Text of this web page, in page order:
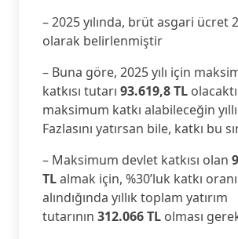
– 2025 yılında, brüt asgari ücret
olarak belirlenmiştir
– Buna göre, 2025 yılı için
katkısı tutarı 93.619,8 TL
maksimum katkı alabileceğin
Fazlasını yatırsan bile, katkı bu
– Maksimum devlet katkısı olan
TLalmak için, %30’luk katkı
alındığında yıllık toplam yatırım
tutarının 312.066 TL olması